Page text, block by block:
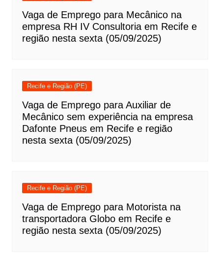
Vaga de Emprego para Mecânico na
empresa RH IV Consultoria em Recife e
região nesta sexta (05/09/2025)
Recife e Região (PE)
Vaga de Emprego para Auxiliar de
Mecânico sem experiência na empresa
Dafonte Pneus em Recife e região
nesta sexta (05/09/2025)
Recife e Região (PE)
Vaga de Emprego para Motorista na
transportadora Globo em Recife e
região nesta sexta (05/09/2025)